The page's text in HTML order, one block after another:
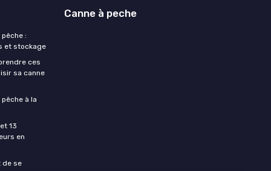
:
et stockage
ces
sa canne
à la
13
en
de se
Canne à peche